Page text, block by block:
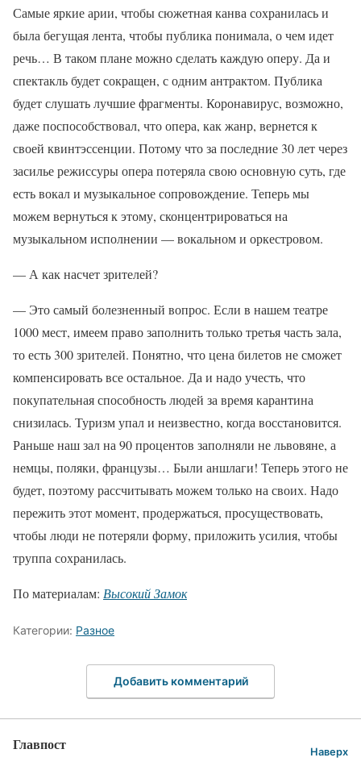
Самые яркие арии, чтобы сюжетная канва сохранилась и
была бегущая лента, чтобы публика понимала, о чем идет
речь… В таком плане можно сделать каждую оперу. Да и
спектакль будет сокращен, с одним антрактом. Публика
будет слушать лучшие фрагменты. Коронавирус, возможно,
даже поспособствовал, что опера, как жанр, вернется к
своей квинтэссенции. Потому что за последние 30 лет через
засилье режиссуры опера потеряла свою основную суть, где
есть вокал и музыкальное сопровождение. Теперь мы
можем вернуться к этому, сконцентрироваться на
музыкальном исполнении — вокальном и оркестровом.
— А как насчет зрителей?
— Это самый болезненный вопрос. Если в нашем театре
1000 мест, имеем право заполнить только третья часть зала,
то есть 300 зрителей. Понятно, что цена билетов не сможет
компенсировать все остальное. Да и надо учесть, что
покупательная способность людей за время карантина
снизилась. Туризм упал и неизвестно, когда восстановится.
Раньше наш зал на 90 процентов заполняли не львовяне, а
немцы, поляки, французы… Были аншлаги! Теперь этого не
будет, поэтому рассчитывать можем только на своих. Надо
пережить этот момент, продержаться, просуществовать,
чтобы люди не потеряли форму, приложить усилия, чтобы
труппа сохранилась.
По материалам: Высокий Замок
Категории: Разное
Добавить комментарий
Главпост Наверх